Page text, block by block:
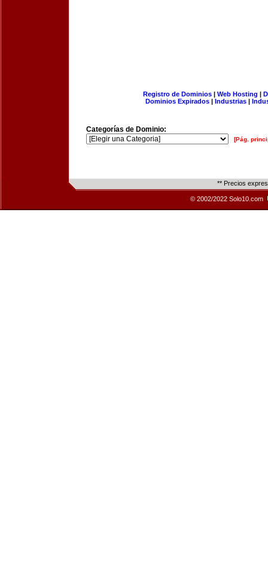
Registro de Dominios| Web Hosting |
Dominios Expirados | Industrias |
Categorías de Dominio:
[Pág.
** Precios
© 2002/2022 Solo10.com